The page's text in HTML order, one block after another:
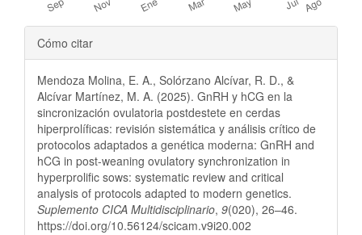
Detalles
del
artículo
Cómo citar
Mendoza Molina, E. A., Solórzano Alcívar, R. D., &
Alcívar Martínez, M. A. (2025). GnRH y hCG en la
sincronización ovulatoria postdestete en cerdas
hiperprolíficas: revisión sistemática y análisis crítico de
protocolos adaptados a genética moderna: GnRH and
hCG in post-weaning ovulatory synchronization in
hyperprolific sows: systematic review and critical
analysis of protocols adapted to modern genetics.
Suplemento CICA Multidisciplinario, 9(020), 26–46.
https://doi.org/10.56124/scicam.v9i20.002